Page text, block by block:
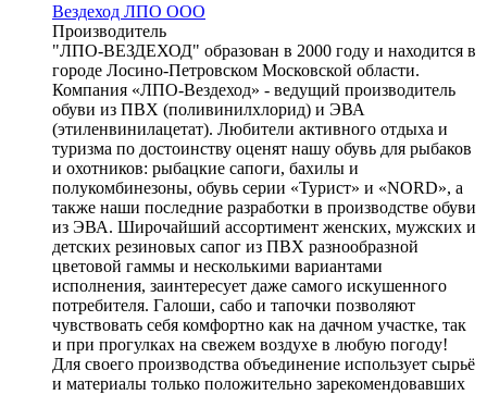
Вездеход ЛПО ООО
Производитель
"ЛПО-ВЕЗДЕХОД" образован в 2000 году и находится в
городе Лосино-Петровском Московской области.
Компания «ЛПО-Вездеход» - ведущий производитель
обуви из ПВХ (поливинилхлорид) и ЭВА
(этиленвинилацетат). Любители активного отдыха и
туризма по достоинству оценят нашу обувь для рыбаков
и охотников: рыбацкие сапоги, бахилы и
полукомбинезоны, обувь серии «Турист» и «NORD», а
также наши последние разработки в производстве обуви
из ЭВА. Широчайший ассортимент женских, мужских и
детских резиновых сапог из ПВХ разнообразной
цветовой гаммы и несколькими вариантами
исполнения, заинтересует даже самого искушенного
потребителя. Галоши, сабо и тапочки позволяют
чувствовать себя комфортно как на дачном участке, так
и при прогулках на свежем воздухе в любую погоду!
Для своего производства объединение использует сырьё
и материалы только положительно зарекомендовавших